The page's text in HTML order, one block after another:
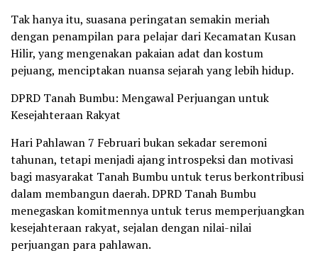
Tak hanya itu, suasana peringatan semakin meriah
dengan penampilan para pelajar dari Kecamatan Kusan
Hilir, yang mengenakan pakaian adat dan kostum
pejuang, menciptakan nuansa sejarah yang lebih hidup.
DPRD Tanah Bumbu: Mengawal Perjuangan untuk
Kesejahteraan Rakyat
Hari Pahlawan 7 Februari bukan sekadar seremoni
tahunan, tetapi menjadi ajang introspeksi dan motivasi
bagi masyarakat Tanah Bumbu untuk terus berkontribusi
dalam membangun daerah. DPRD Tanah Bumbu
menegaskan komitmennya untuk terus memperjuangkan
kesejahteraan rakyat, sejalan dengan nilai-nilai
perjuangan para pahlawan.